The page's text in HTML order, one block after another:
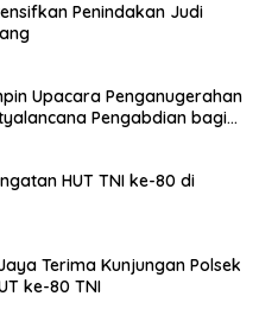
Penindakan Judi
Upacara Penganugerahan
Pengabdian bagi
HUT TNI ke-80 di
Terima Kunjungan Polsek